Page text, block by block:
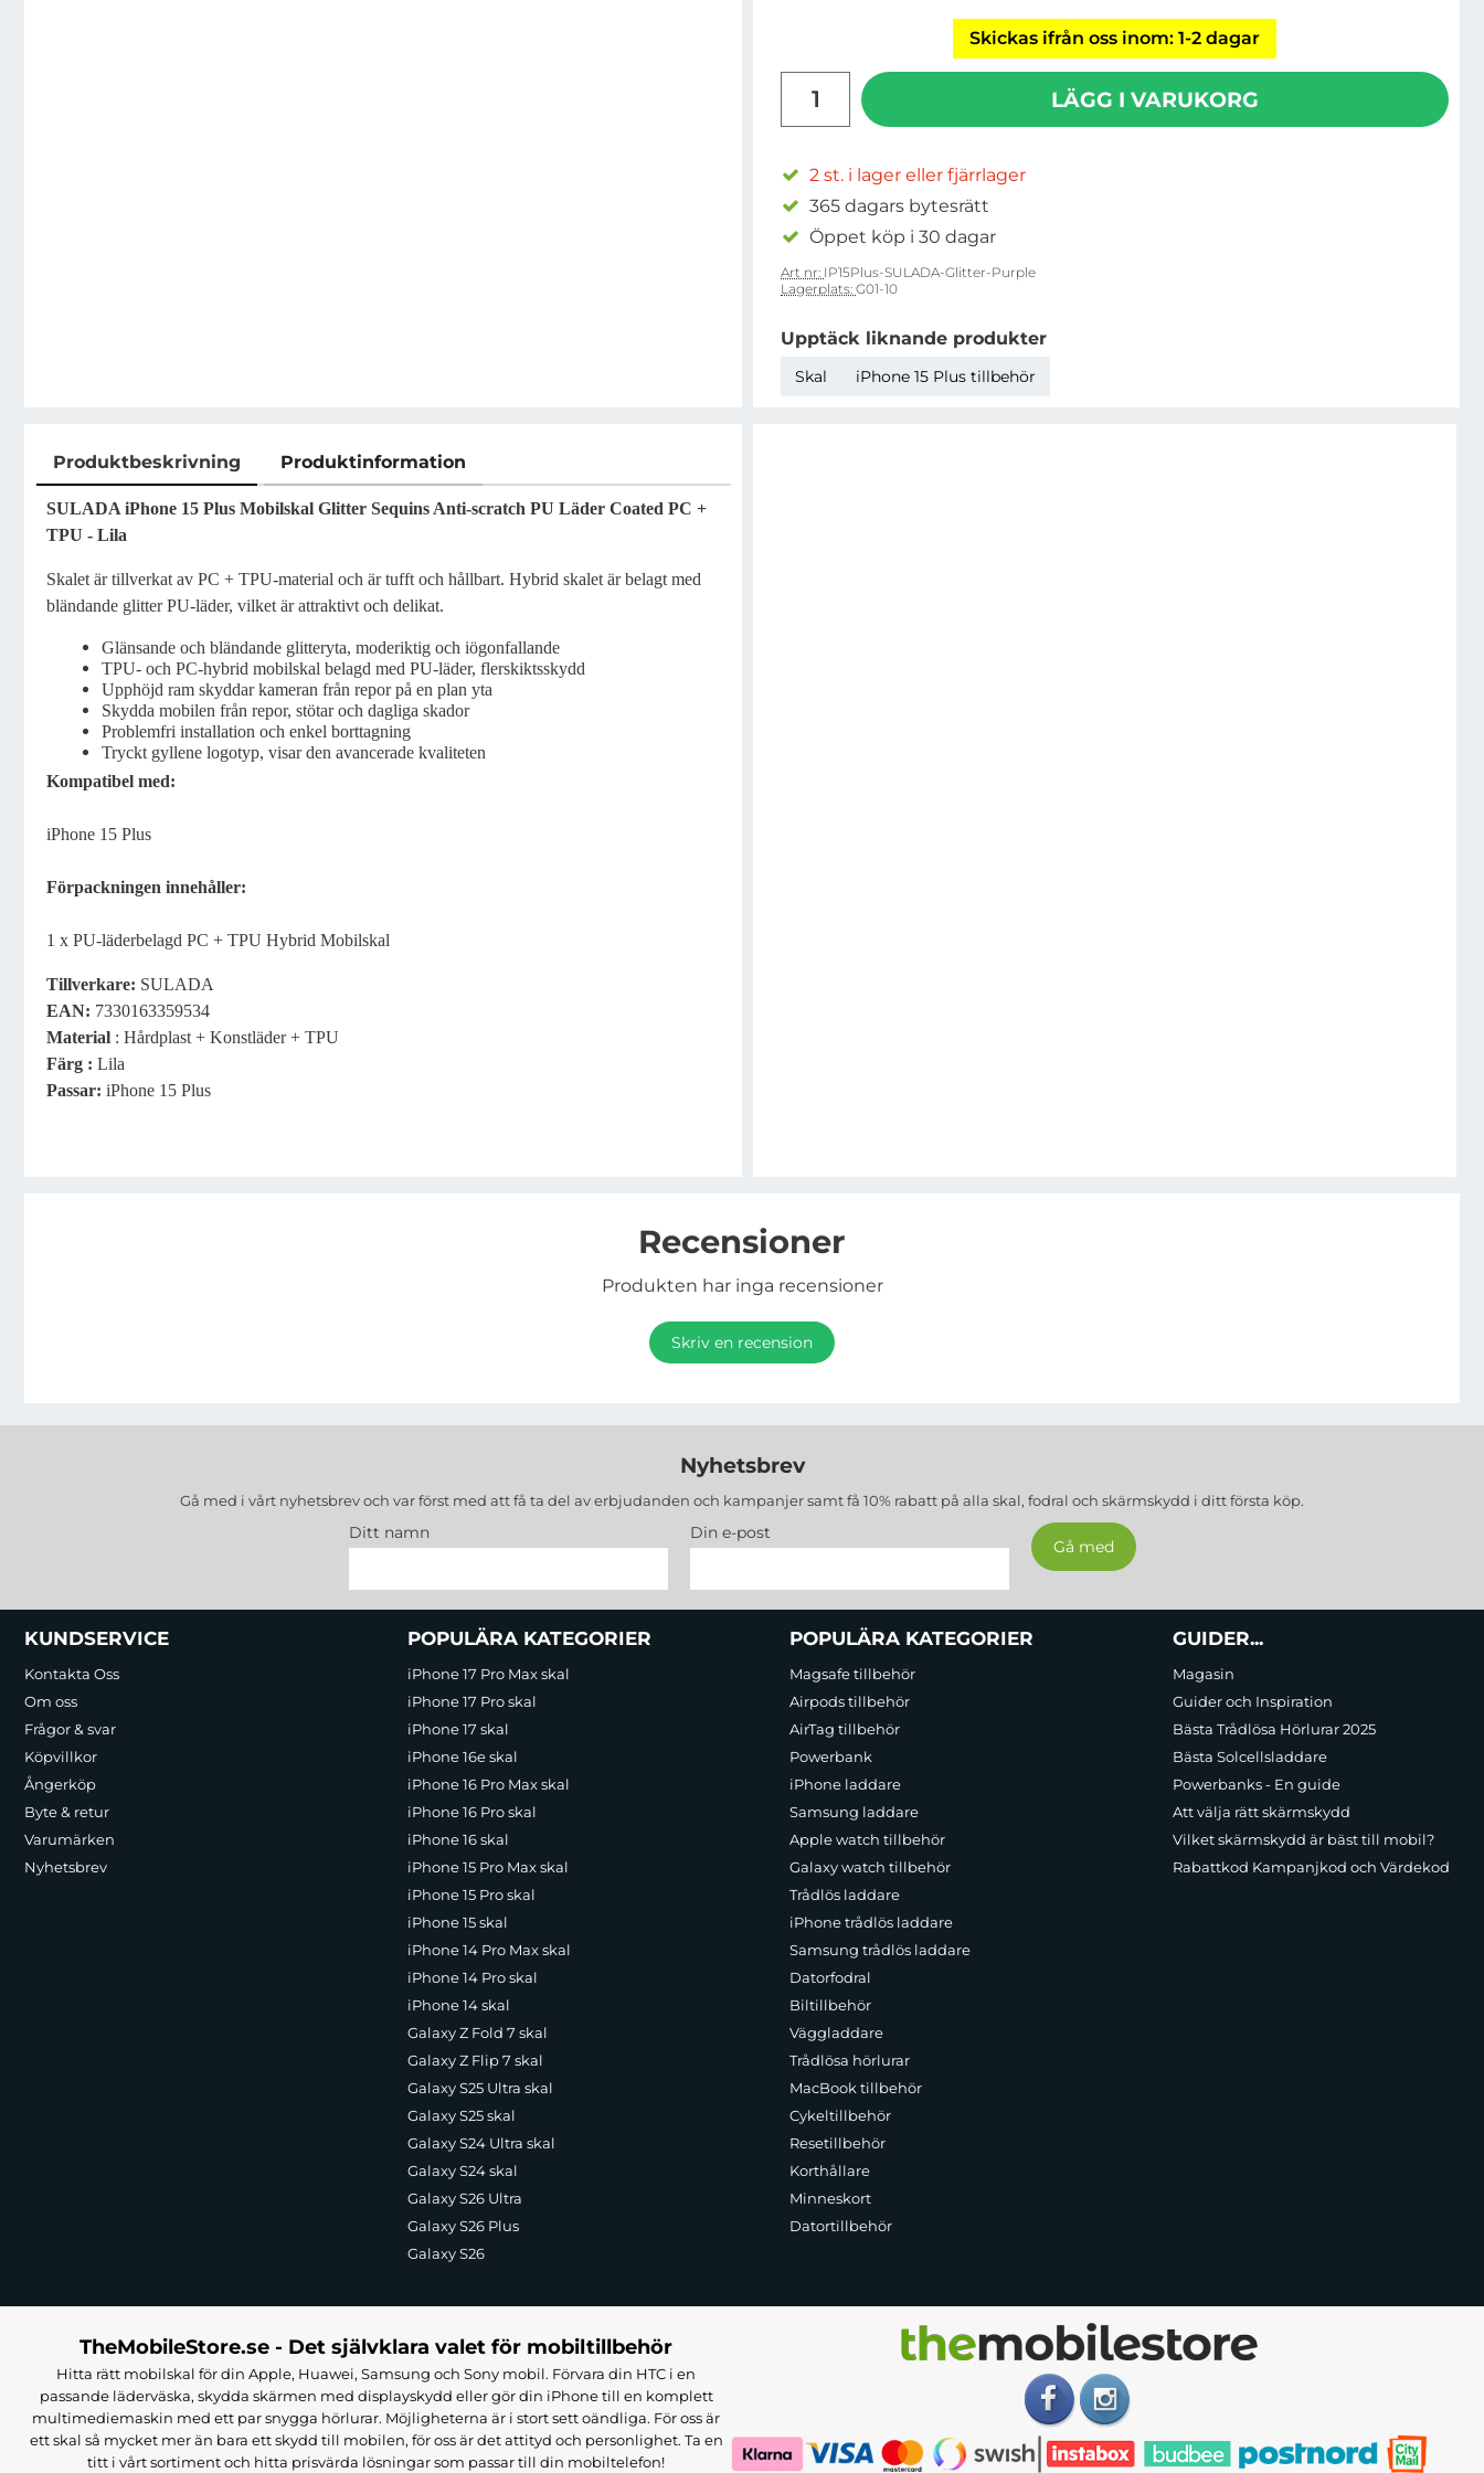
Skickas ifrån oss inom: 1-2 dagar
LÄGG I VARUKORG
2 st. i lager eller fjärrlager
365 dagars bytesrätt
Öppet köp i 30 dagar
Art nr: IP15Plus-SULADA-Glitter-Purple
Lagerplats: G01-10
Upptäck liknande produkter
Skal iPhone 15 Plus tillbehör
Produktbeskrivning Produktinformation
Produktbeskrivning
SULADA iPhone 15 Plus Mobilskal Glitter Sequins Anti-scratch PU Läder Coated PC +
TPU - Lila
Skalet är tillverkat av PC + TPU-material och är tufft och hållbart. Hybrid skalet är belagt med
bländande glitter PU-läder, vilket är attraktivt och delikat.
Glänsande och bländande glitteryta, moderiktig och iögonfallande
TPU- och PC-hybrid mobilskal belagd med PU-läder, flerskiktsskydd
Upphöjd ram skyddar kameran från repor på en plan yta
Skydda mobilen från repor, stötar och dagliga skador
Problemfri installation och enkel borttagning
Tryckt gyllene logotyp, visar den avancerade kvaliteten
Kompatibel med:
iPhone 15 Plus
Förpackningen innehåller:
1 x PU-läderbelagd PC + TPU Hybrid Mobilskal
Tillverkare: SULADA
EAN: 7330163359534
Material : Hårdplast + Konstläder + TPU
Färg : Lila
Passar: iPhone 15 Plus
Recensioner
Produkten har inga recensioner
Skriv en recension
Nyhetsbrev
Gå med i vårt nyhetsbrev och var först med att få ta del av erbjudanden och kampanjer samt få 10% rabatt på alla skal, fodral och skärmskydd i ditt första köp.
Ditt namn Din e-post
Sidfot Blandad info och länkar
KUNDSERVICE
Kontakta Oss
Om oss
Frågor & svar
Köpvillkor
Ångerköp
Byte & retur
Varumärken
Nyhetsbrev
POPULÄRA KATEGORIER
iPhone 17 Pro Max skal
iPhone 17 Pro skal
iPhone 17 skal
iPhone 16e skal
iPhone 16 Pro Max skal
iPhone 16 Pro skal
iPhone 16 skal
iPhone 15 Pro Max skal
iPhone 15 Pro skal
iPhone 15 skal
iPhone 14 Pro Max skal
iPhone 14 Pro skal
iPhone 14 skal
Galaxy Z Fold 7 skal
Galaxy Z Flip 7 skal
Galaxy S25 Ultra skal
Galaxy S25 skal
Galaxy S24 Ultra skal
Galaxy S24 skal
Galaxy S26 Ultra
Galaxy S26 Plus
Galaxy S26
POPULÄRA KATEGORIER
Magsafe tillbehör
Airpods tillbehör
AirTag tillbehör
Powerbank
iPhone laddare
Samsung laddare
Apple watch tillbehör
Galaxy watch tillbehör
Trådlös laddare
iPhone trådlös laddare
Samsung trådlös laddare
Datorfodral
Biltillbehör
Väggladdare
Trådlösa hörlurar
MacBook tillbehör
Cykeltillbehör
Resetillbehör
Korthållare
Minneskort
Datortillbehör
GUIDER...
Magasin
Guider och Inspiration
Bästa Trådlösa Hörlurar 2025
Bästa Solcellsladdare
Powerbanks - En guide
Att välja rätt skärmskydd
Vilket skärmskydd är bäst till mobil?
Rabattkod Kampanjkod och Värdekod
TheMobileStore.se - Det självklara valet för mobiltillbehör
Hitta rätt mobilskal för din Apple, Huawei, Samsung och Sony mobil. Förvara din HTC i en
passande läderväska, skydda skärmen med displayskydd eller gör din iPhone till en komplett
multimediemaskin med ett par snygga hörlurar. Möjligheterna är i stort sett oändliga. För oss är
ett skal så mycket mer än bara ett skydd till mobilen, för oss är det attityd och personlighet. Ta en
titt i vårt sortiment och hitta prisvärda lösningar som passar till din mobiltelefon!